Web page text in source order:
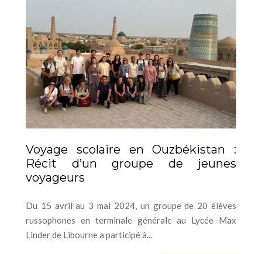
Voyage scolaire en Ouzbékistan :
Récit d’un groupe de jeunes
voyageurs
Du 15 avril au 3 mai 2024, un groupe de 20 élèves
russophones en terminale générale au Lycée Max
Linder de Libourne a participé à...